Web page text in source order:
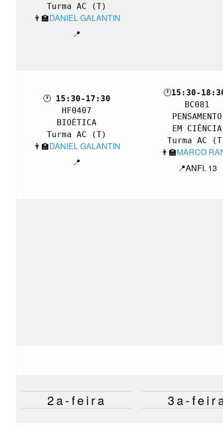
Turma AC (T)
👨‍🏫DANIEL GALANTIN
📍
🕐
HF0407
BIOÉTICA
Turma AC (T)
👨‍🏫DANIEL GALANTIN
📍
🕐
BC081
PENSAMENTO
EM
Turma AC
👨‍🏫MARCO
📍ANFI. 13
2a-feira 3a-